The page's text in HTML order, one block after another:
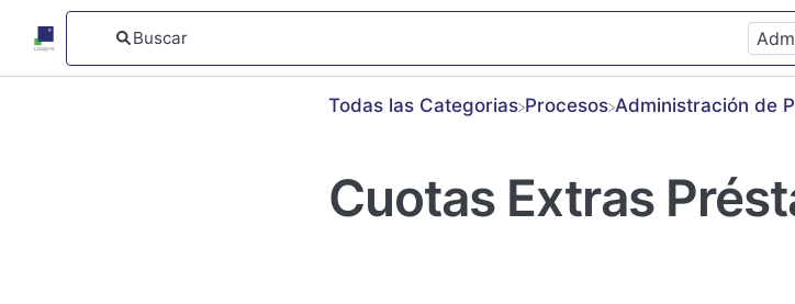
Todas las Categorias ​Procesos ​Administración de
Cuotas Extras